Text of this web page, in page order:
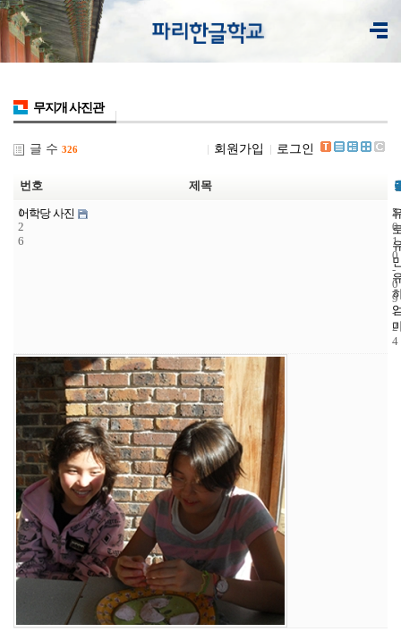
무지개 사진관
글 수 326 회원가입 로그인
번호 제목
1
2
6
어학당 사진 5
2
0
1
0
-
0
9
-
2
4